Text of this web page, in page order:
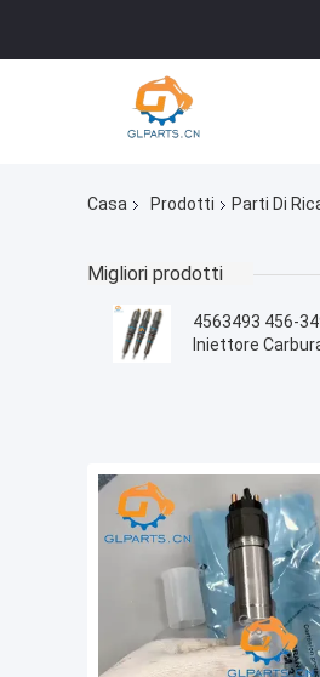
Casa Prodotti Parti Di
Migliori prodotti
4563493 456-
Iniettore